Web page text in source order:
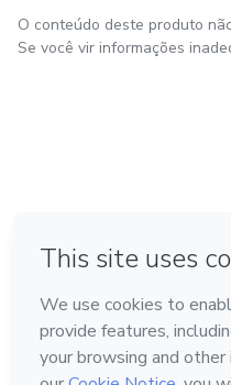
O conteúdo deste produto
Se você vir informações
Feito com ❤ em Bogotá
Conheça a Hotmart